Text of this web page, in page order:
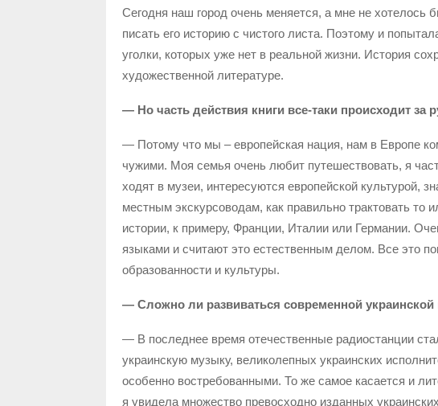
Сегодня наш город очень меняется, а мне не хотелось
писать его историю с чистого листа. Поэтому и
уголки, которых уже нет в реальной жизни. История
художественной литературе.
— Но часть действия книги все-таки происходит за
— Потому что мы – европейская нация, нам в Европе
чужими. Моя семья очень любит путешествовать, я
ходят в музеи, интересуются европейской культурой,
местным экскурсоводам, как правильно трактовать то
истории, к примеру, Франции, Италии или Германии.
языками и считают это естественным делом. Все это
образованности и культуры.
— Сложно ли развиваться современной украинской
— В последнее время отечественные радиостанции
украинскую музыку, великолепных украинских
особенно востребованными. То же самое касается и
я увидела множество превосходно изданных